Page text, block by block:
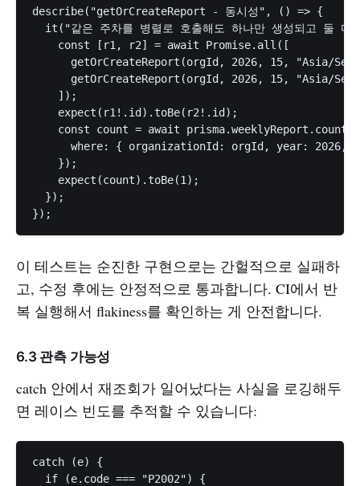
describe("getOrCreateReport - 동시성", () => {
it("같은 주차를 병렬로 호출해도 하나만 생성되고 둘
    const [r1, r2] = await Promise.all([
getOrCreateReport(orgId, 2026, 15, "Asia/
getOrCreateReport(orgId, 2026, 15, "Asia/
    ]);
    expect(r1!.id).toBe(r2!.id);
    const count = await prisma.weeklyReport.count({
where: { organizationId: orgId, year: 2026,
    });
    expect(count).toBe(1);
  });
이 테스트는 순진한 구현으로는 간헐적으로 실패하
고, 수정 후에는 안정적으로 통과합니다. CI에서 반
복 실행해서 flakiness를 확인하는 게 안전합니다.
6.3 관측 가능성
catch 안에서 재조회가 일어났다는 사실을 로깅해두
면 레이스 빈도를 추적할 수 있습니다:
catch (e) {
  if (e.code === "P2002") {